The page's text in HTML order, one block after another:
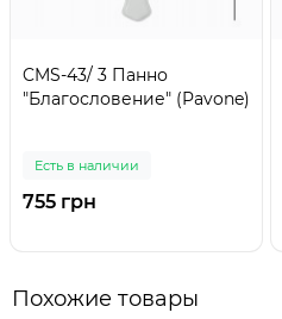
CMS-43/ 3 Панно
"Благословение" (Pavone)
Есть в наличии
755 грн
Похожие товары